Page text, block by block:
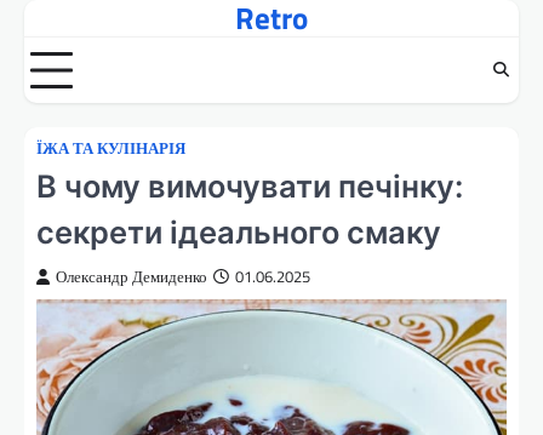
вмісту
Retro
ЇЖА ТА КУЛІНАРІЯ
В чому вимочувати печінку:
секрети ідеального смаку
Олександр Демиденко 01.06.2025